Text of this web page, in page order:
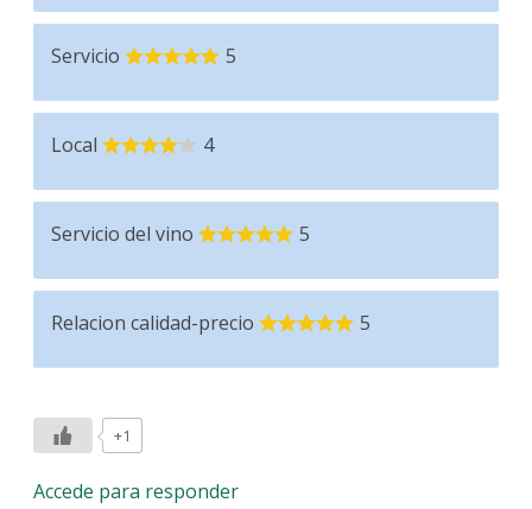
Servicio 5
Local 4
Servicio del vino 5
Relacion calidad-precio 5
+1
Accede para responder